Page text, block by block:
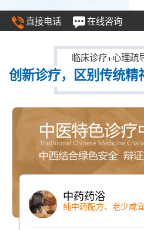
直接电话 在线咨询
临床诊疗+心理疏
创新诊疗，区别传统
仪器检测
检测时间短、准确率高